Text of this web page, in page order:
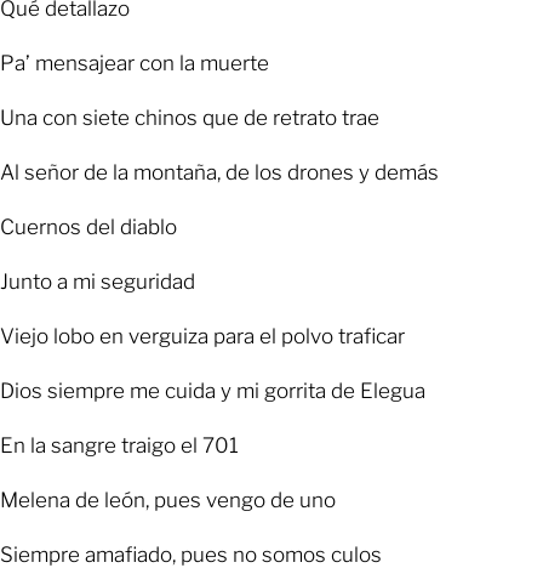
Qué detallazo
Pa’ mensajear con la muerte
Una con siete chinos que de retrato trae
Al señor de la montaña, de los drones y demás
Cuernos del diablo
Junto a mi seguridad
Viejo lobo en verguiza para el polvo traficar
Dios siempre me cuida y mi gorrita de Elegua
En la sangre traigo el 701
Melena de león, pues vengo de uno
Siempre amafiado, pues no somos culos